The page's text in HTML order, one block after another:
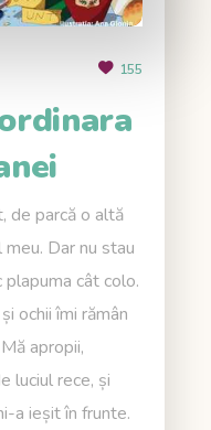
155
de parcă o altă
Dar nu stau
cât colo.
ochii îmi rămân
apropii,
luciul rece, și
a ieșit în frunte.